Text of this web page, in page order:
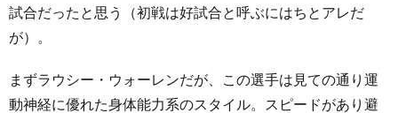
試合だったと思う（初戦は好試合と呼ぶにはちとアレだ
が）。
まずラウシー・ウォーレンだが、この選手は見ての通り運
動神経に優れた身体能力系のスタイル。スピードがあり避